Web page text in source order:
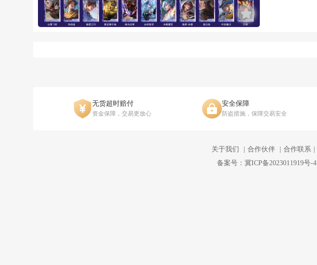
无货超时赔付
资金保障，交易更放心
安全保障
防盗措施，保障交易安全
关于我们 合作伙伴 合作联系
备案号：冀ICP备2023011919号-4